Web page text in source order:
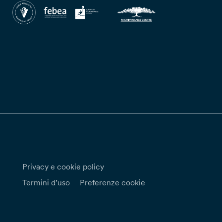
Privacy e cookie policy
Termini d’uso
Preferenze cookie